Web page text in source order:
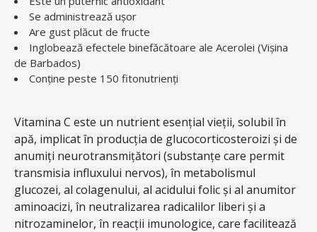
Se administrează ușor
Are gust plăcut de fructe
Inglobează efectele binefăcătoare ale Acerolei (Vișina
de Barbados)
Conține peste 150 fitonutrienți
Vitamina C este un nutrient esențial vieții, solubil în
apă, implicat în producția de glucocorticosteroizi și de
anumiți neurotransmițători (substanțe care permit
transmisia influxului nervos), în metabolismul
glucozei, al colagenului, al acidului folic și al anumitor
aminoacizi, în neutralizarea radicalilor liberi și a
nitrozaminelor, în reacții imunologice, care facilitează